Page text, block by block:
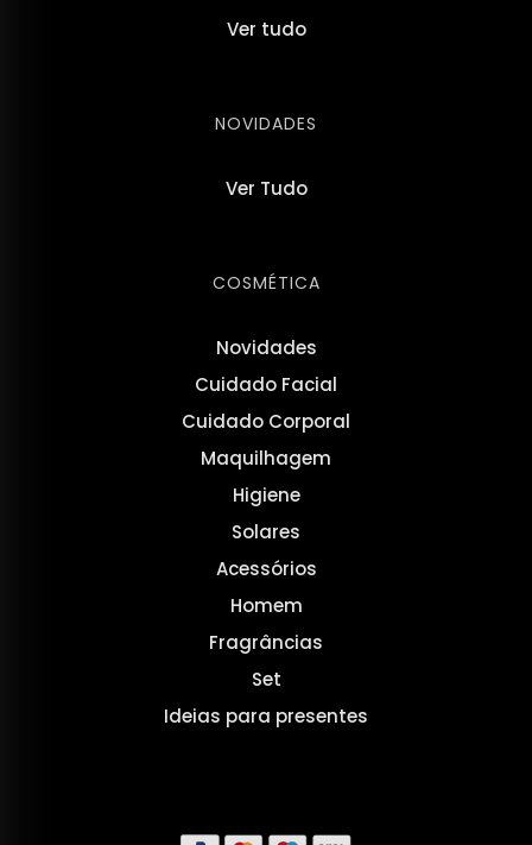
Ver tudo
NOVIDADES
Ver Tudo
COSMÉTICA
Novidades
Cuidado Facial
Cuidado Corporal
Maquilhagem
Higiene
Solares
Acessórios
Homem
Fragrâncias
Set
Ideias para presentes